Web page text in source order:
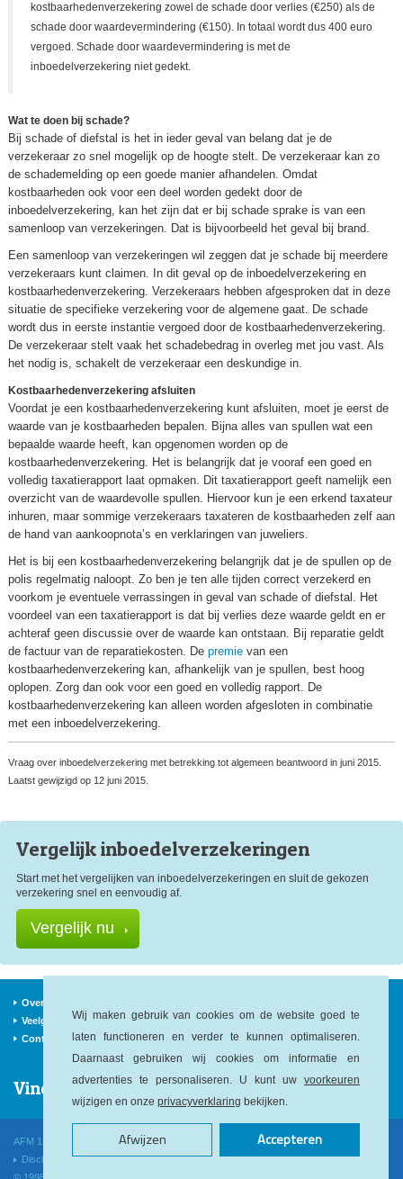
Wij maken gebruik van cookies om de website goed te
laten functioneren en verder te kunnen optimaliseren.
Daarnaast gebruiken wij cookies om informatie en
advertenties te personaliseren. U kunt uw voorkeuren
wijzigen en onze privacyverklaring bekijken.
Afwijzen Accepteren
kostbaarhedenverzekering zowel de schade door verlies (€250) als de
schade door waardevermindering (€150). In totaal wordt dus 400 euro
vergoed. Schade door waardevermindering is met de
inboedelverzekering niet gedekt.
Wat te doen bij schade?
Bij schade of diefstal is het in ieder geval van belang dat je de
verzekeraar zo snel mogelijk op de hoogte stelt. De verzekeraar kan zo
de schademelding op een goede manier afhandelen. Omdat
kostbaarheden ook voor een deel worden gedekt door de
inboedelverzekering, kan het zijn dat er bij schade sprake is van een
samenloop van verzekeringen. Dat is bijvoorbeeld het geval bij brand.
Een samenloop van verzekeringen wil zeggen dat je schade bij meerdere
verzekeraars kunt claimen. In dit geval op de inboedelverzekering en
kostbaarhedenverzekering. Verzekeraars hebben afgesproken dat in deze
situatie de specifieke verzekering voor de algemene gaat. De schade
wordt dus in eerste instantie vergoed door de kostbaarhedenverzekering.
De verzekeraar stelt vaak het schadebedrag in overleg met jou vast. Als
het nodig is, schakelt de verzekeraar een deskundige in.
Kostbaarhedenverzekering afsluiten
Voordat je een kostbaarhedenverzekering kunt afsluiten, moet je eerst de
waarde van je kostbaarheden bepalen. Bijna alles van spullen wat een
bepaalde waarde heeft, kan opgenomen worden op de
kostbaarhedenverzekering. Het is belangrijk dat je vooraf een goed en
volledig taxatierapport laat opmaken. Dit taxatierapport geeft namelijk een
overzicht van de waardevolle spullen. Hiervoor kun je een erkend taxateur
inhuren, maar sommige verzekeraars taxateren de kostbaarheden zelf aan
de hand van aankoopnota’s en verklaringen van juweliers.
Het is bij een kostbaarhedenverzekering belangrijk dat je de spullen op de
polis regelmatig naloopt. Zo ben je ten alle tijden correct verzekerd en
voorkom je eventuele verrassingen in geval van schade of diefstal. Het
voordeel van een taxatierapport is dat bij verlies deze waarde geldt en er
achteraf geen discussie over de waarde kan ontstaan. Bij reparatie geldt
de factuur van de reparatiekosten. De premie van een
kostbaarhedenverzekering kan, afhankelijk van je spullen, best hoog
oplopen. Zorg dan ook voor een goed en volledig rapport. De
kostbaarhedenverzekering kan alleen worden afgesloten in combinatie
met een inboedelverzekering.
Vraag over inboedelverzekering met betrekking tot algemeen beantwoord in juni 2015.
Laatst gewijzigd op 12 juni 2015.
Vergelijk inboedelverzekeringen
Start met het vergelijken van inboedelverzekeringen en sluit de gekozen
verzekering snel en eenvoudig af.
Vergelijk nu
Over ons
Veelgestelde vragen
Begrippen
Sitemap
Contact
Vind ons op:
AFM 12040146 KvK 52478564
KiFiD 300.014545
Disclaimer
Privacy Cookies
Voorwaarden